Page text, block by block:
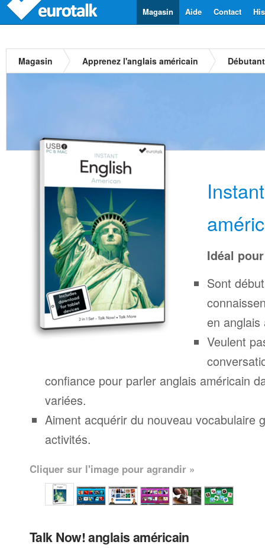
Contact
Aide
Magasin
Magasin Apprenez l'anglais américain Débutant
Idéal
Sont
en anglais
Veulent
confiance pour parler anglais américain
variées.
Aiment acquérir du nouveau vocabulaire
activités.
Cliquer sur l'image pour agrandir »
Talk Now! anglais américain